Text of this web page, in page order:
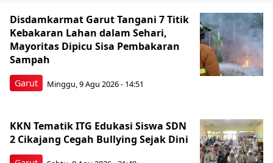
Garut
Disdamkarmat Garut Tangani 7 Titik
Kebakaran Lahan dalam Sehari,
Mayoritas Dipicu Sisa Pembakaran
Sampah
Minggu, 9 Agu 2026 - 14:51
KKN Tematik ITG Edukasi Siswa SDN
2 Cikajang Cegah Bullying Sejak Dini